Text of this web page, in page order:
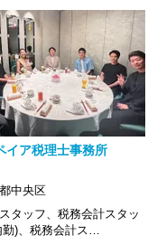
イア税理士事務所
中央区
タッフ、税務会計スタッ
勤)、税務会計ス…